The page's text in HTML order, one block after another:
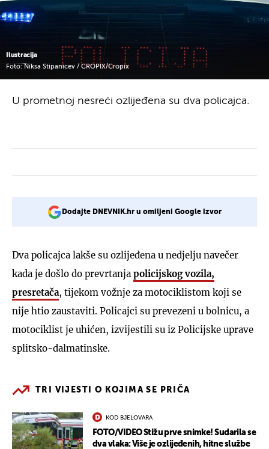
Ilustracija
Foto: Niksa Stipanicev / CROPIX/Cropix
U prometnoj nesreći ozlijeđena su dva policajca.
Dodajte DNEVNIK.hr u omiljeni Google izvor
Dva policajca lakše su ozlijeđena u nedjelju navečer
kada je došlo do prevrtanja policijskog vozila,
presretača, tijekom vožnje za motociklistom koji se
nije htio zaustaviti. Policajci su prevezeni u bolnicu, a
motociklist je uhićen, izvijestili su iz Policijske uprave
splitsko-dalmatinske.
TRI VIJESTI O KOJIMA SE PRIČA
KOD BJELOVARA
FOTO/VIDEO Stižu prve snimke! Sudarila se
dva vlaka: Više je ozlijeđenih, hitne službe